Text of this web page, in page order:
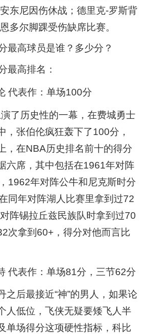
东尼因伤休战；德里克-罗斯背
多尔脚踝受伤缺席比赛。
最高球员是谁？多少分？
最高排名：
代表作：单场100分
了历史性的一幕，在费城勇士
，张伯伦疯狂轰下了100分，
，在NBA历史排名前十的得分
六席，其中包括在1961年对阵
1962年对阵公牛和尼克斯时分
同年对阵湖人比赛里拿到过72
阵锡拉丘兹民族队时拿到过70
次拿到60+，得分对他而言比
代表作：单场81分，三节62分
之后最接近“神”的男人，如果论
人低位，飞侠无疑要矮飞人半
单场得分这项硬性指标，科比